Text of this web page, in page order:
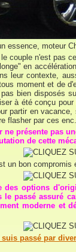
essence, moteur
couple n'est pas
en
leur contexte,
moment et de
bien disposés
à été conçu
partir en
flasher par ces
présente pas
de cette
un bon
des options
passé assuré
moderne et
passé par